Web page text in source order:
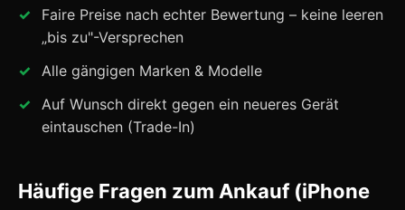
Faire Preise nach echter Bewertung – keine leeren
„bis zu"-Versprechen
Alle gängigen Marken & Modelle
Auf Wunsch direkt gegen ein neueres Gerät
eintauschen (Trade-In)
Häufige Fragen zum Ankauf (iPhone